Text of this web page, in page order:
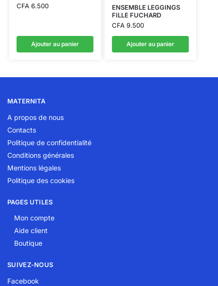
CFA6.500
Ajouter au panier
ENSEMBLE LEGGINGS
FILLE FUCHARD
CFA9.500
Ajouter au panier
MATERNITA
A propos de nous
Contacts
Politique de confidentialité
Conditions générales
Mentions légales
Politique des cookies
PAGES UTILES
Mon compte
Aide client
Boutique
SUIVEZ-NOUS
Facebook